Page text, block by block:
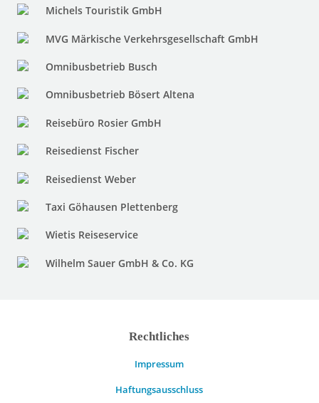
Michels Touristik GmbH
MVG Märkische Verkehrsgesellschaft GmbH
Omnibusbetrieb Busch
Omnibusbetrieb Bösert Altena
Reisebüro Rosier GmbH
Reisedienst Fischer
Reisedienst Weber
Taxi Göhausen Plettenberg
Wietis Reiseservice
Wilhelm Sauer GmbH & Co. KG
Rechtliches
Impressum
Haftungsausschluss